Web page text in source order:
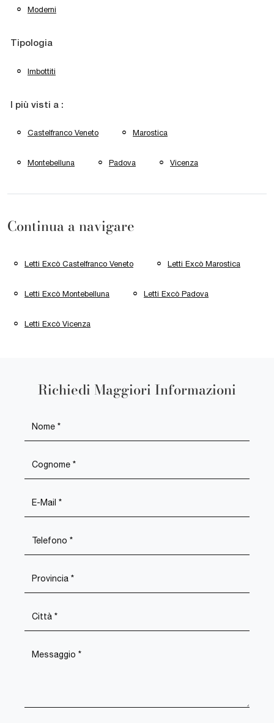
Moderni
Tipologia
Imbottiti
I più visti a :
Castelfranco Veneto Marostica
Montebelluna Padova Vicenza
Continua a navigare
Letti Excò Castelfranco Veneto Letti Excò Marostica
Letti Excò Montebelluna Letti Excò Padova
Letti Excò Vicenza
Richiedi Maggiori Informazioni